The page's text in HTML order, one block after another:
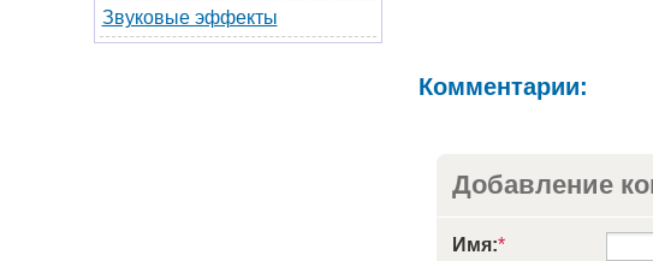
Звуковые эффекты
Комментарии:
Добавление
Имя:*